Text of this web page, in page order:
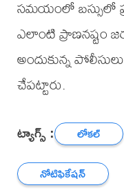
సమయంలో బస్సులో
ఎలాంటి ప్రాణనష్టం
అందుకున్న
చేపట్టారు.
ట్యాగ్స్ : లోకల్
నోటిఫికేషన్